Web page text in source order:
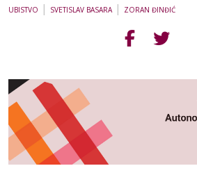
UBISTVO | SVETISLAV BASARA| ZORAN ĐINĐIĆ